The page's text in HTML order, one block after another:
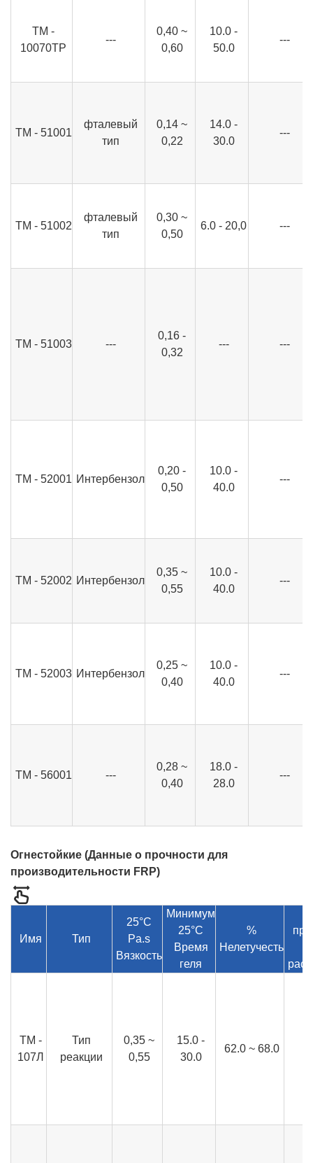
ТМ -
10070TP
---
0,40 ~
0,60
10.0 -
50.0
---
ТМ - 51001
фталевый
тип
0,14 ~
0,22
14.0 -
30.0
---
ТМ - 51002
фталевый
тип
0,30 ~
0,50
6.0 - 20,0 ---
ТМ - 51003 ---
0,16 -
0,32
--- ---
ТМ - 52001 Интербензол
0,20 -
0,50
10.0 -
40.0
---
ТМ - 52002 Интербензол
0,35 ~
0,55
10.0 -
40.0
---
ТМ - 52003 Интербензол
0,25 ~
0,40
10.0 -
40.0
---
ТМ - 56001 ---
0,28 ~
0,40
18.0 -
28.0
---
Огнестойкие (Данные о прочности для
производительности FRP)
Имя Тип
25°C
Pa.s
Вязкость
Минимум
25°C
Время
геля
%
Нелетучесть
ТМ -
107Л
Тип
реакции
0,35 ~
0,55
15.0 -
30.0
62.0 ~ 68.0